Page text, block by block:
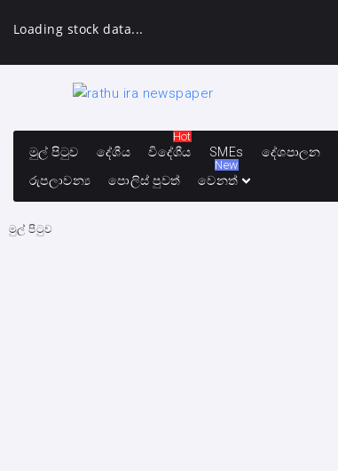
Loading stock data...
මුල් පිටුව දේශීය විදේශීය
Hot
SMEs
දේශපාලන
රුපලාවන්‍ය
පොලිස් පුවත් වෙනත්
New
මුල් පිටුව